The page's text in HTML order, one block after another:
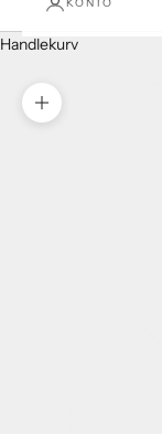
Handlekurv
Forstørr